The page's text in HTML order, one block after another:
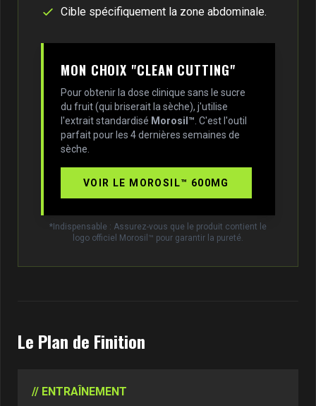
Cible spécifiquement la zone abdominale.
MON CHOIX "CLEAN CUTTING"
Pour obtenir la dose clinique sans le sucre
du fruit (qui briserait la sèche), j'utilise
l'extrait standardisé Morosil™ . C'est l'outil
parfait pour les 4 dernières semaines de
sèche.
VOIR LE MOROSIL™ 600MG
*Indispensable : Assurez-vous que le produit contient le
logo officiel Morosil™ pour garantir la pureté.
Le Plan de Finition
// ENTRAÎNEMENT